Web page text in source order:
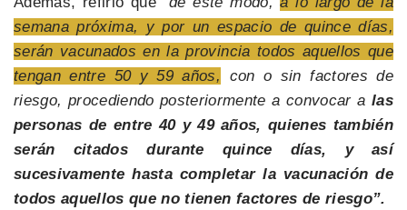
semana próxima, y por un espacio de quince días,
serán vacunados en la provincia todos aquellos que
tengan entre 50 y 59 años,
con o sin factores de
riesgo, procediendo posteriormente a convocar a las
personas de entre 40 y 49 años, quienes también
serán citados durante quince días, y así
sucesivamente hasta completar la vacunación de
todos aquellos que no tienen factores de riesgo”.